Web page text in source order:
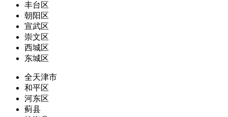
丰台区
朝阳区
宣武区
崇文区
西城区
东城区
全天津市
和平区
河东区
蓟县